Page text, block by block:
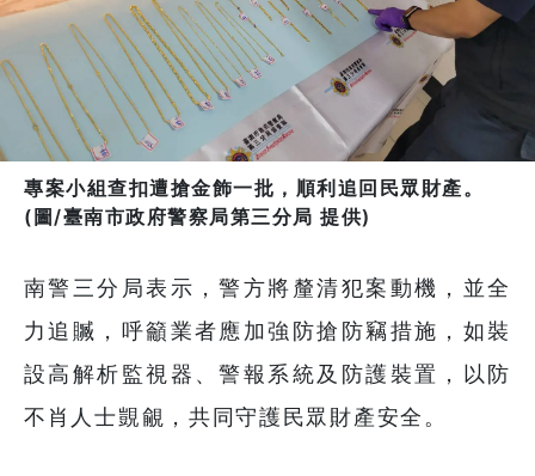
專案小組查扣遭搶金飾一批，順利追回民眾財產。
(圖/臺南市政府警察局第三分局 提供)
南警三分局表示，警方將釐清犯案動機，並全
力追贓，呼籲業者應加強防搶防竊措施，如裝
設高解析監視器、警報系統及防護裝置，以防
不肖人士覬覦，共同守護民眾財產安全。